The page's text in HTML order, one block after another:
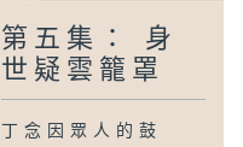
第五集： 身
世疑雲籠罩
丁念因眾人的鼓